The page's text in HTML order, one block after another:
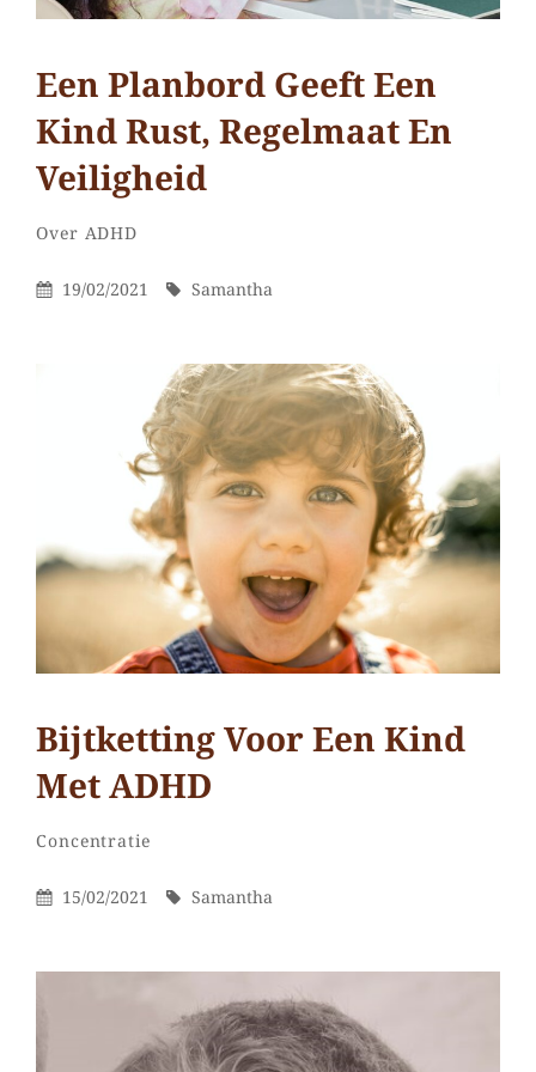
Een Planbord Geeft Een
Kind Rust, Regelmaat En
Veiligheid
Categorieën
Over ADHDDoor
Samantha
reactie
Een
planbord
geeft
een
kind
rust,
regelmaat
veiligheid
Gepubliceerd
19/02/2021 Door
Samantha
Bijtketting Voor Een Kind
Met ADHD
Categorieën
ConcentratieDoor
Samantha
Laat
reactie
voor
een
Gepubliceerd
15/02/2021 Door
Samantha